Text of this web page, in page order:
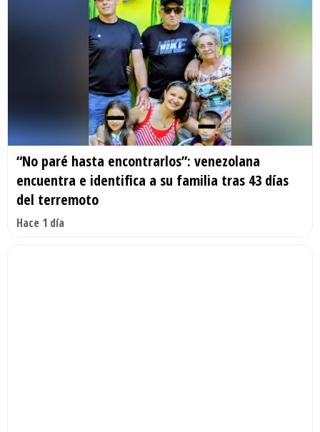
“No paré hasta encontrarlos”: venezolana
encuentra e identifica a su familia tras 43 días
del terremoto
Hace 1 día